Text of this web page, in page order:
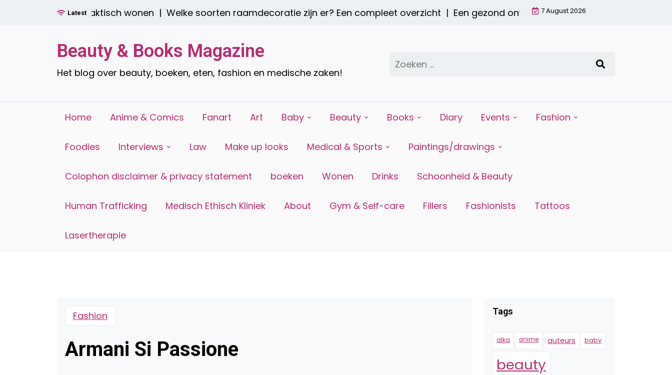
Latest
stijlvol én praktisch wonen |Welke soorten raamdecoratie zijn er? Een compleet overzicht |Een gezond ontbijt met een smoothie: waarom het
7 August 2026
Beauty & Books Magazine
Het blog over beauty, boeken, eten, fashion en medische zaken!
Zoeken
naar:
Home Anime & Comics Fanart Art Baby Beauty Books Diary Events Fashion
Foodies Interviews Law Make up looks Medical & Sports Paintings/drawings
Colophon disclaimer & privacy statement boeken Wonen Drinks Schoonheid & Beauty
Human Trafficking Medisch Ethisch Kliniek About Gym & Self-care Fillers Fashionists Tattoos
Lasertherapie
Fashion
Armani Si Passione
Tags
alka anime auteurs baby
beauty